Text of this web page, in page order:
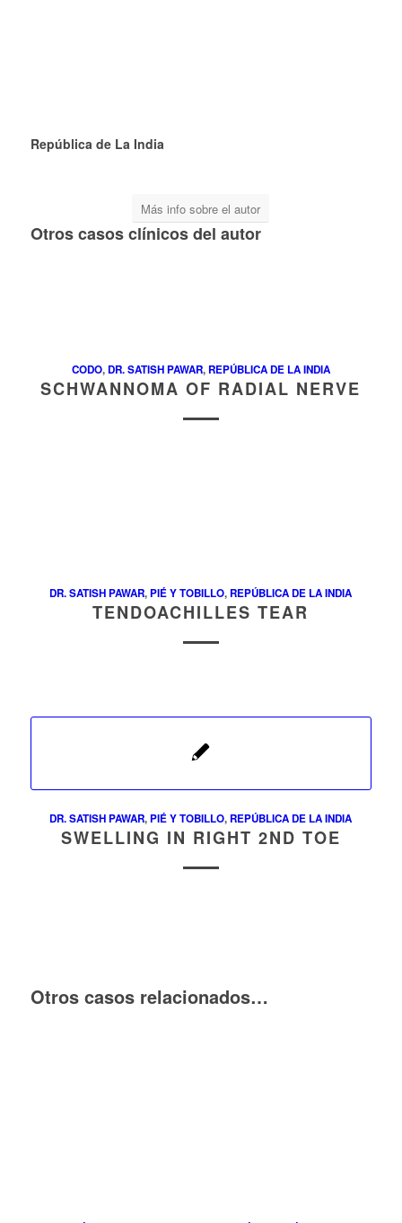
República de La India
Más info sobre el autor
Otros casos clínicos del autor
CODO,DR. SATISH PAWAR, REPÚBLICA DE LA INDIA
SCHWANNOMA OF RADIAL NERVE
DR. SATISH PAWAR,PIÉ Y TOBILLO, REPÚBLICA DE LA INDIA
TENDOACHILLES TEAR
DR. SATISH PAWAR,PIÉ Y TOBILLO, REPÚBLICA DE LA INDIA
SWELLING IN RIGHT 2ND TOE
Otros casos relacionados…